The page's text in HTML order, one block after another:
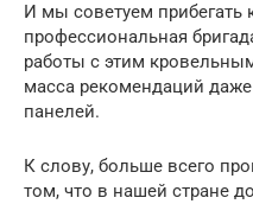
И мы советуем прибегать
профессиональная
работы с этим
масса рекомендаций
панелей.
К слову, больше всего
том, что в нашей стране